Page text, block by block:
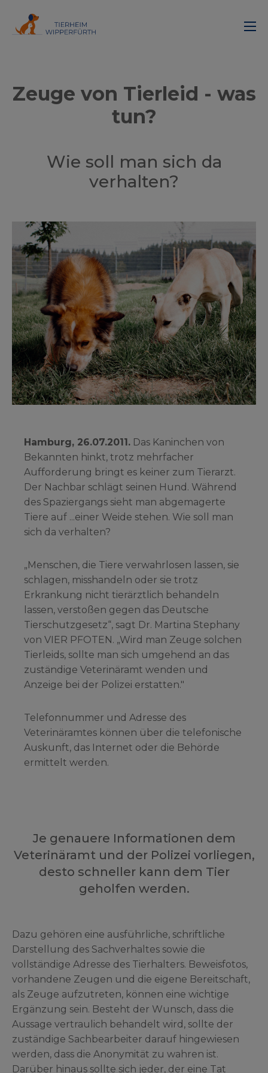
Zeuge von Tierleid - was
tun?
Wie soll man sich da
verhalten?
Hamburg, 26.07.2011. Das Kaninchen von
Bekannten hinkt, trotz mehrfacher
Aufforderung bringt es keiner zum Tierarzt.
Der Nachbar schlägt seinen Hund. Während
des Spaziergangs sieht man abgemagerte
Tiere auf ...einer Weide stehen. Wie soll man
sich da verhalten?
„Menschen, die Tiere verwahrlosen lassen, sie
schlagen, misshandeln oder sie trotz
Erkrankung nicht tierärztlich behandeln
lassen, verstoßen gegen das Deutsche
Tierschutzgesetz“, sagt Dr. Martina Stephany
von VIER PFOTEN. „Wird man Zeuge solchen
Tierleids, sollte man sich umgehend an das
zuständige Veterinäramt wenden und
Anzeige bei der Polizei erstatten."
Telefonnummer und Adresse des
Veterinäramtes können über die telefonische
Auskunft, das Internet oder die Behörde
ermittelt werden.
Je genauere Informationen dem
Veterinäramt und der Polizei vorliegen,
desto schneller kann dem Tier
geholfen werden.
Dazu gehören eine ausführliche, schriftliche
Darstellung des Sachverhaltes sowie die
vollständige Adresse des Tierhalters. Beweisfotos,
vorhandene Zeugen und die eigene Bereitschaft,
als Zeuge aufzutreten, können eine wichtige
Ergänzung sein. Besteht der Wunsch, dass die
Aussage vertraulich behandelt wird, sollte der
zuständige Sachbearbeiter darauf hingewiesen
werden, dass die Anonymität zu wahren ist.
Darüber hinaus sollte sich jeder, der eine Tat